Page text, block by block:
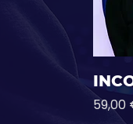
Hinta
59,00